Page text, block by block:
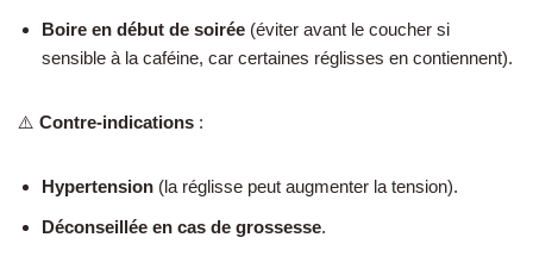
Boire en début de soirée (éviter avant le coucher si
sensible à la caféine, car certaines réglisses en contiennent).
⚠️ Contre-indications :
Hypertension (la réglisse peut augmenter la tension).
Déconseillée en cas de grossesse.